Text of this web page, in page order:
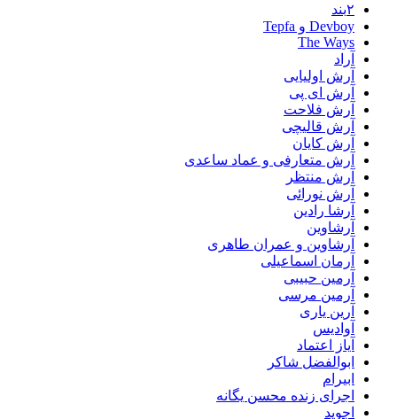
۲بند
Devboy و Tepfa
The Ways
آراد
آرش اولیایی
آرش ای پی
آرش فلاحت
آرش قالیچی
آرش کایان
آرش متعارفی و عماد ساعدی
آرش منتظر
آرش نورائی
آرشا رادین
آرشاوین
آرشاوین و عمران طاهری
آرمان اسماعیلی
آرمین حبیبی
آرمین مرسی
آرین یاری
آوادیس
آیاز اعتماد
ابوالفضل شاکر
ابیرام
اجرای زنده محسن یگانه
اجوید